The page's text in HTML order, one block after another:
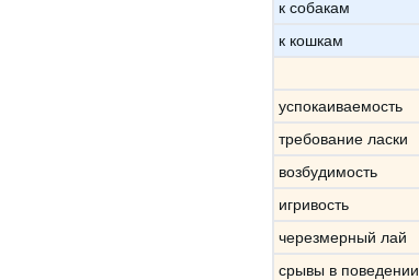
к собакам
к кошкам
успокаиваемость
требование ласки
возбудимость
игривость
черезмерный лай
срывы в поведении